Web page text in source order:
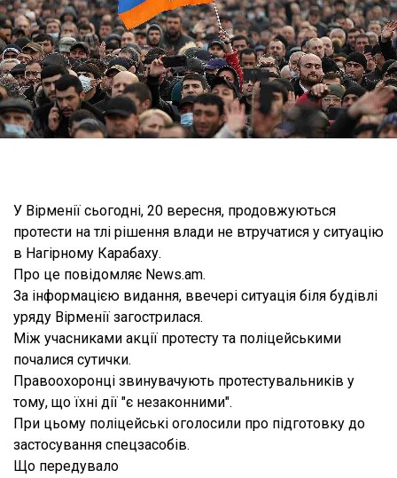
У Вірменії сьогодні, 20 вересня, продовжуються
протести на тлі рішення влади не втручатися у ситуацію
в Нагірному Карабаху.
Про це повідомляє News.am.
За інформацією видання, ввечері ситуація біля будівлі
уряду Вірменії загострилася.
Між учасниками акції протесту та поліцейськими
почалися сутички.
Правоохоронці звинувачують протестувальників у
тому, що їхні дії "є незаконними".
При цьому поліцейські оголосили про підготовку до
застосування спецзасобів.
Що передувало